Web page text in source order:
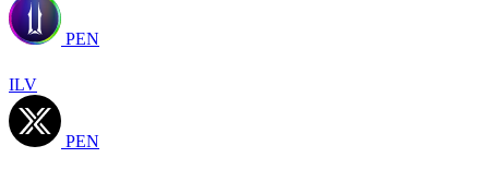
PEN
ILV
PEN